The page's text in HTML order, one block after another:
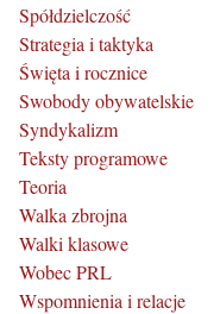
Spółdzielczość
Strategia i taktyka
Święta i rocznice
Swobody obywatelskie
Syndykalizm
Teksty programowe
Teoria
Walka zbrojna
Walki klasowe
Wobec PRL
Wspomnienia i relacje